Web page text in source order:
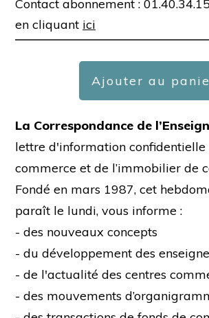
Contact abonnement :
en cliquant ici
Ajouter au
La Correspondance de
lettre d'information confidentielle
commerce et de l’immobilier de
Fondé en mars 1987, cet
paraît le lundi, vous informe :
- des nouveaux concepts
- du développement des
- de l'actualité des centres
- des mouvements